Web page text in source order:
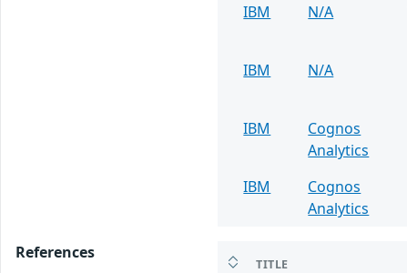
IBM
N/A
IBM
N/A
IBM
Cognos
Analytics
IBM
Cognos
Analytics
References
TITLE